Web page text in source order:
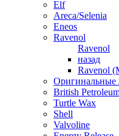
Elf
Areca/Selenia
Eneos
Ravenol
Ravenol
назад
Ravenol
Оригинальные
British
Turtle Wax
Shell
Valvoline